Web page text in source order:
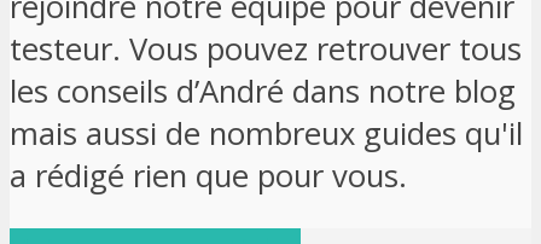
testeur. Vous pouvez retrouver tous
les conseils d’André dans notre blog
mais aussi de nombreux guides qu'il
a rédigé rien que pour vous.